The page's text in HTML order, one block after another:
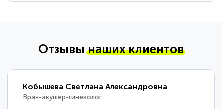
Отзывынаших клиентов
Кобышева Светлана Александровна
Врач-акушер-гинеколог